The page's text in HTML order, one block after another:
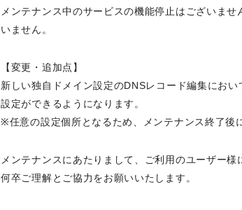
メンテナンス中のサービスの機能停止はございま
いません。
【変更・追加点】
新しい独自ドメイン設定のDNSレコード編集にお
設定ができるようになります。
※任意の設定個所となるため、メンテナンス終了後
メンテナンスにあたりまして、ご利用のユーザー
何卒ご理解とご協力をお願いいたします。